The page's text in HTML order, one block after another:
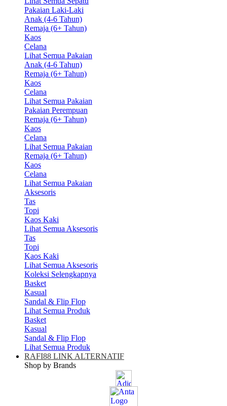
Pakaian Laki-Laki
Anak (4-6 Tahun)
Remaja (6+ Tahun)
Kaos
Celana
Lihat Semua Pakaian
Anak (4-6 Tahun)
Remaja (6+ Tahun)
Kaos
Celana
Lihat Semua Pakaian
Pakaian Perempuan
Remaja (6+ Tahun)
Kaos
Celana
Lihat Semua Pakaian
Remaja (6+ Tahun)
Kaos
Celana
Lihat Semua Pakaian
Aksesoris
Tas
Topi
Kaos Kaki
Lihat Semua Aksesoris
Tas
Topi
Kaos Kaki
Lihat Semua Aksesoris
Koleksi Selengkapnya
Basket
Kasual
Sandal & Flip Flop
Lihat Semua Produk
Basket
Kasual
Sandal & Flip Flop
Lihat Semua Produk
RAFI88 LINK ALTERNATIF
Shop by Brands